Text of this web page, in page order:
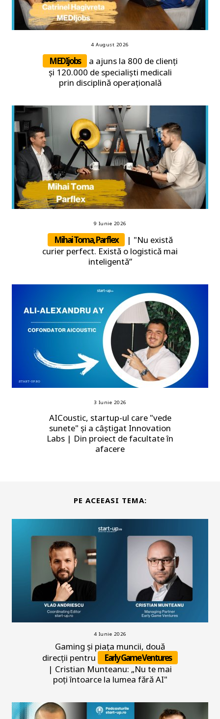
4 August 2026
MEDIjobs
a ajuns la 800 de clienți
și 120.000 de specialiști medicali
prin disciplină operațională
9 Iunie 2026
Mihai Toma, Parflex
| "Nu există
curier perfect. Există o logistică mai
inteligentă”
3 Iunie 2026
AICoustic, startup-ul care "vede
sunete" și a câștigat Innovation
Labs | Din proiect de facultate în
afacere
PE ACEEASI TEMA:
4 Iunie 2026
Gaming și piața muncii, două
direcții pentru
Early Game Ventures
| Cristian Munteanu: „Nu te mai
poți întoarce la lumea fără AI"